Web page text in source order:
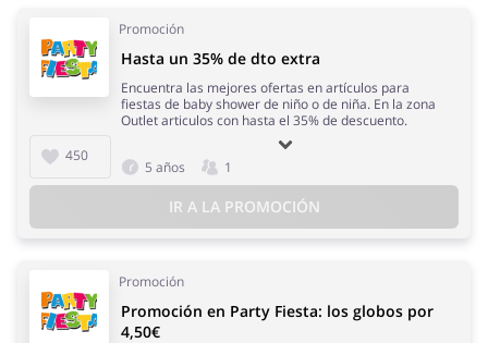
Promoción
450
Hasta un 35% de dto extra
Encuentra las mejores ofertas en artículos para
fiestas de baby shower de niño o de niña. En la zona
Outlet articulos con hasta el 35% de descuento.
5 años 1
IR A LA PROMOCIÓN
Promoción
Promoción en Party Fiesta: los globos por
4,50€